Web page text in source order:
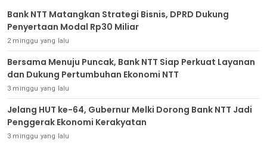
Bank NTT Matangkan Strategi Bisnis, DPRD Dukung
Penyertaan Modal Rp30 Miliar
2 minggu yang lalu
Bersama Menuju Puncak, Bank NTT Siap Perkuat Layanan
dan Dukung Pertumbuhan Ekonomi NTT
3 minggu yang lalu
Jelang HUT ke-64, Gubernur Melki Dorong Bank NTT Jadi
Penggerak Ekonomi Kerakyatan
3 minggu yang lalu